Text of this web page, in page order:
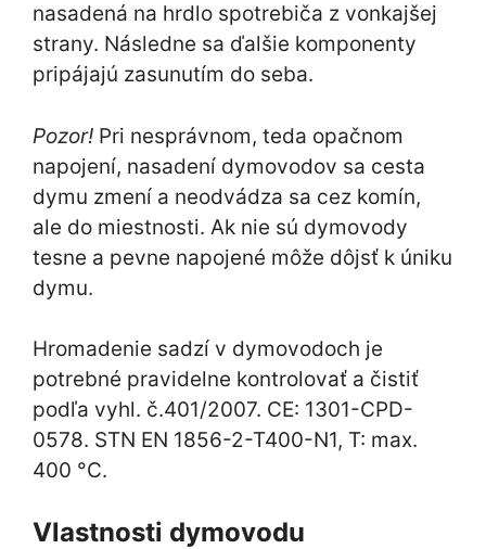
nasadená na hrdlo spotrebiča z vonkajšej
strany. Následne sa ďalšie komponenty
pripájajú zasunutím do seba.
Pozor! Pri nesprávnom, teda opačnom
napojení, nasadení dymovodov sa cesta
dymu zmení a neodvádza sa cez komín,
ale do miestnosti. Ak nie sú dymovody
tesne a pevne napojené môže dôjsť k úniku
dymu.
Hromadenie sadzí v dymovodoch je
potrebné pravidelne kontrolovať a čistiť
podľa vyhl. č.401/2007. CE: 1301-CPD-
0578. STN EN 1856-2-T400-N1, T: max.
400 °C.
Vlastnosti dymovodu